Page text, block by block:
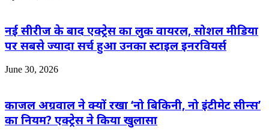
नई सीरीज के बाद एक्ट्रेस का लुक वायरल, सोशल मीडिया
पर सबसे ज्यादा सर्च हुआ उनका स्टाइल इनरवियर्स
June 30, 2026
काजल अग्रवाल ने क्यों रखा ‘नो बिकिनी, नो इंटीमेट सीन्स’
का नियम? एक्ट्रेस ने किया खुलासा